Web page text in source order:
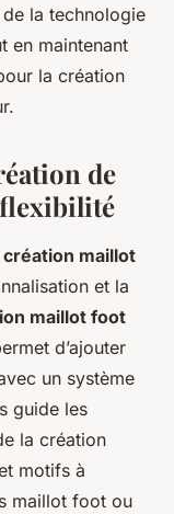
la technologie
en maintenant
la création
de
maillot
et la
maillot foot
d’ajouter
un système
guide les
la création
motifs à
maillot foot ou